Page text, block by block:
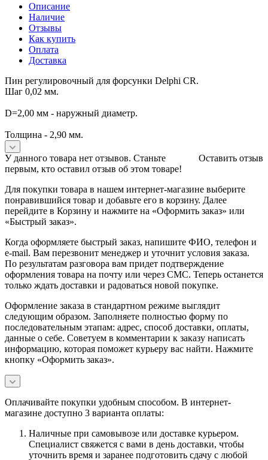
Описание
Наличие
Отзывы
Как купить
Оплата
Доставка
Пин регулировочный для форсунки Delphi CR.
Шаг 0,02 мм.
D=2,00 мм - наружный диаметр.
Толщина - 2,90 мм.
Оставить отзыв
У данного товара нет отзывов. Станьте
первым, кто оставил отзыв об этом товаре!
Для покупки товара в нашем интернет-магазине выберите
понравившийся товар и добавьте его в корзину. Далее
перейдите в Корзину и нажмите на «Оформить заказ» или
«Быстрый заказ».
Когда оформляете быстрый заказ, напишите ФИО, телефон и
e-mail. Вам перезвонит менеджер и уточнит условия заказа.
По результатам разговора вам придет подтверждение
оформления товара на почту или через СМС. Теперь останется
только ждать доставки и радоваться новой покупке.
Оформление заказа в стандартном режиме выглядит
следующим образом. Заполняете полностью форму по
последовательным этапам: адрес, способ доставки, оплаты,
данные о себе. Советуем в комментарии к заказу написать
информацию, которая поможет курьеру вас найти. Нажмите
кнопку «Оформить заказ».
Оплачивайте покупки удобным способом. В интернет-
магазине доступно 3 варианта оплаты:
Наличные при самовывозе или доставке курьером.
Специалист свяжется с вами в день доставки, чтобы
уточнить время и заранее подготовить сдачу с любой